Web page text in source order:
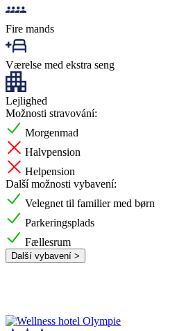
Fire mands
Værelse med ekstra seng
Lejlighed
Možnosti stravování:
Morgenmad
Halvpension
Helpension
Další možnosti vybavení:
Velegnet til familier med børn
Parkeringsplads
Fællesrum
Další vybavení >